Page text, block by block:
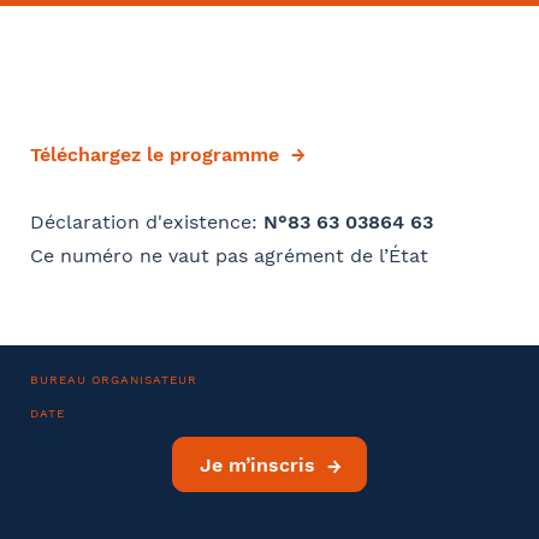
Téléchargez le programme
Déclaration d'existence: N°83 63 03864 63
Ce numéro ne vaut pas agrément de l’État
BUREAU ORGANISATEUR
DATE
Je m’inscris
Déjà client ?
Oui
Si oui dans quelle ville ?- FACULTATIF
Bon appétit RH
Valider